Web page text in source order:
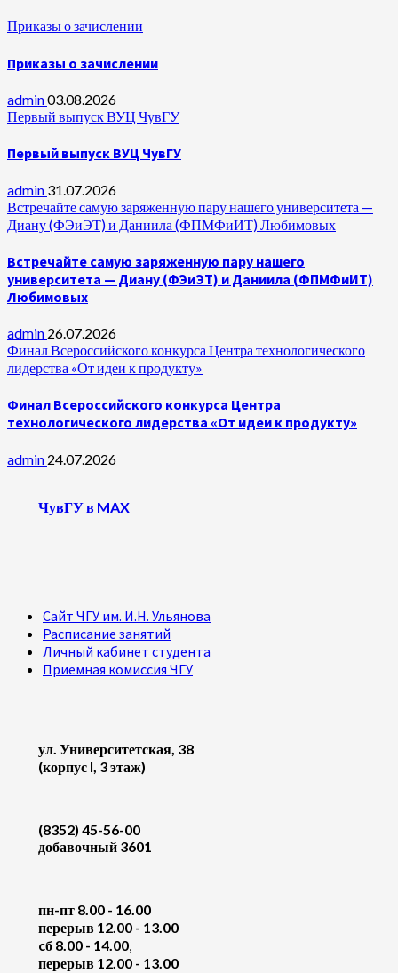
Приказы о зачислении
Приказы о зачислении
admin03.08.2026
Первый выпуск ВУЦ ЧувГУ
Первый выпуск ВУЦ ЧувГУ
admin 31.07.2026
Встречайте самую заряженную пару нашего университета —
Диану (ФЭиЭТ) и Даниила (ФПМФиИТ) Любимовых
Встречайте самую заряженную пару нашего
университета — Диану (ФЭиЭТ) и Даниила (ФПМФиИТ)
Любимовых
admin 26.07.2026
Финал Всероссийского конкурса Центра технологического
лидерства «От идеи к продукту»
Финал Всероссийского конкурса Центра
технологического лидерства «От идеи к продукту»
admin 24.07.2026
ЧувГУ в MAX
Сайт ЧГУ им. И.Н. Ульянова
Расписание занятий
Личный кабинет студента
Приемная комиссия ЧГУ
ул. Университетская, 38
(корпус I, 3 этаж)
(8352) 45-56-00
добавочный 3601
пн-пт 8.00 - 16.00
перерыв 12.00 - 13.00
cб 8.00 - 14.00,
перерыв 12.00 - 13.00